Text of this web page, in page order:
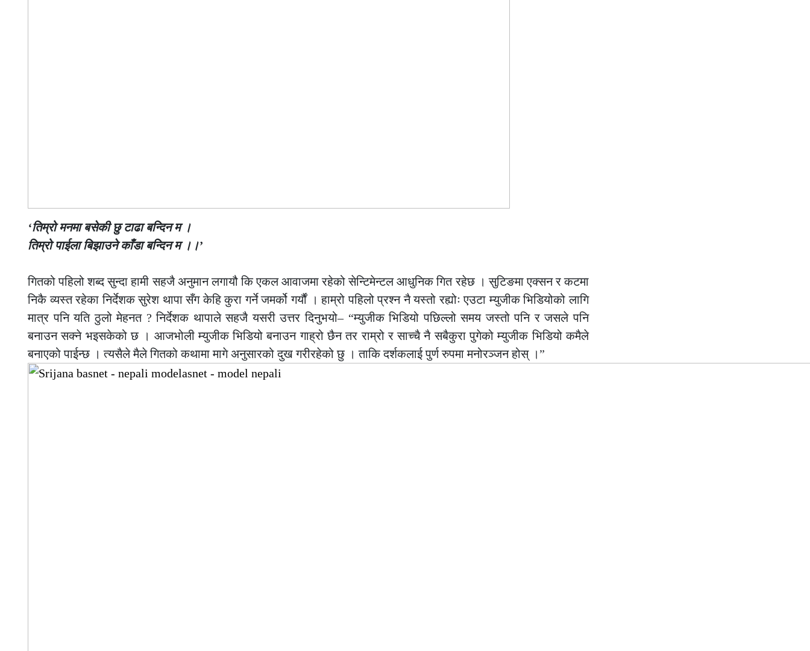
‘तिम्रो मनमा बसेकी छु टाढा बन्दिन म ।
तिम्रो पाईला बिझाउने काँडा बन्दिन म ।।’
गितको पहिलो शब्द सुन्दा हामी सहजै अनुमान लगायौ कि एकल आवाजमा रहेको सेन्टिमेन्टल आधुनिक गित रहेछ । सुटिङमा एक्सन र कटमा
निकै व्यस्त रहेका निर्देशक सुरेश थापा सँग केहि कुरा गर्ने जमर्को गर्यौं । हाम्रो पहिलो प्रश्न नै यस्तो रह्योः एउटा म्युजीक भिडियोको लागि
मात्र पनि यति ठुलो मेहनत ? निर्देशक थापाले सहजै यसरी उत्तर दिनुभयो– “म्युजीक भिडियो पछिल्लो समय जस्तो पनि र जसले पनि
बनाउन सक्ने भइसकेको छ । आजभोली म्युजीक भिडियो बनाउन गाह्रो छैन तर राम्रो र साच्चै नै सबैकुरा पुगेको म्युजीक भिडियो कमैले
बनाएको पाईन्छ । त्यसैले मैले गितको कथामा मागे अनुसारको दुख गरीरहेको छु । ताकि दर्शकलाई पुर्ण रुपमा मनोरञ्जन होस् ।”